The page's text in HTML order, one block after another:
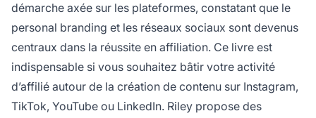
démarche axée sur les plateformes, constatant que le
personal branding et les réseaux sociaux sont devenus
centraux dans la réussite en affiliation. Ce livre est
indispensable si vous souhaitez bâtir votre activité
d’affilié autour de la création de contenu sur Instagram,
TikTok, YouTube ou LinkedIn. Riley propose des